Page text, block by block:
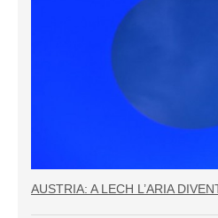
AUSTRIA: A LECH L’ARIA